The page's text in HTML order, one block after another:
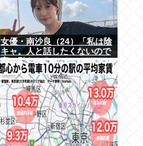
女優・南沙良（24）「私は陰
キャ。人と話したくないので
家に引きこもってPCでアニ
メを観ていたい」